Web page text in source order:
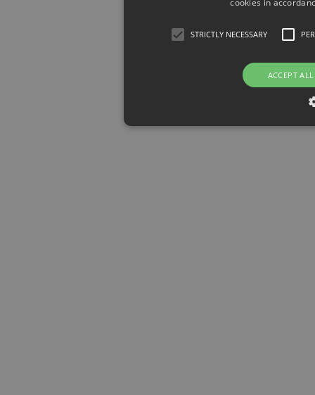
cookies in
STRICTLY NECESSARY
ACCEPT ALL